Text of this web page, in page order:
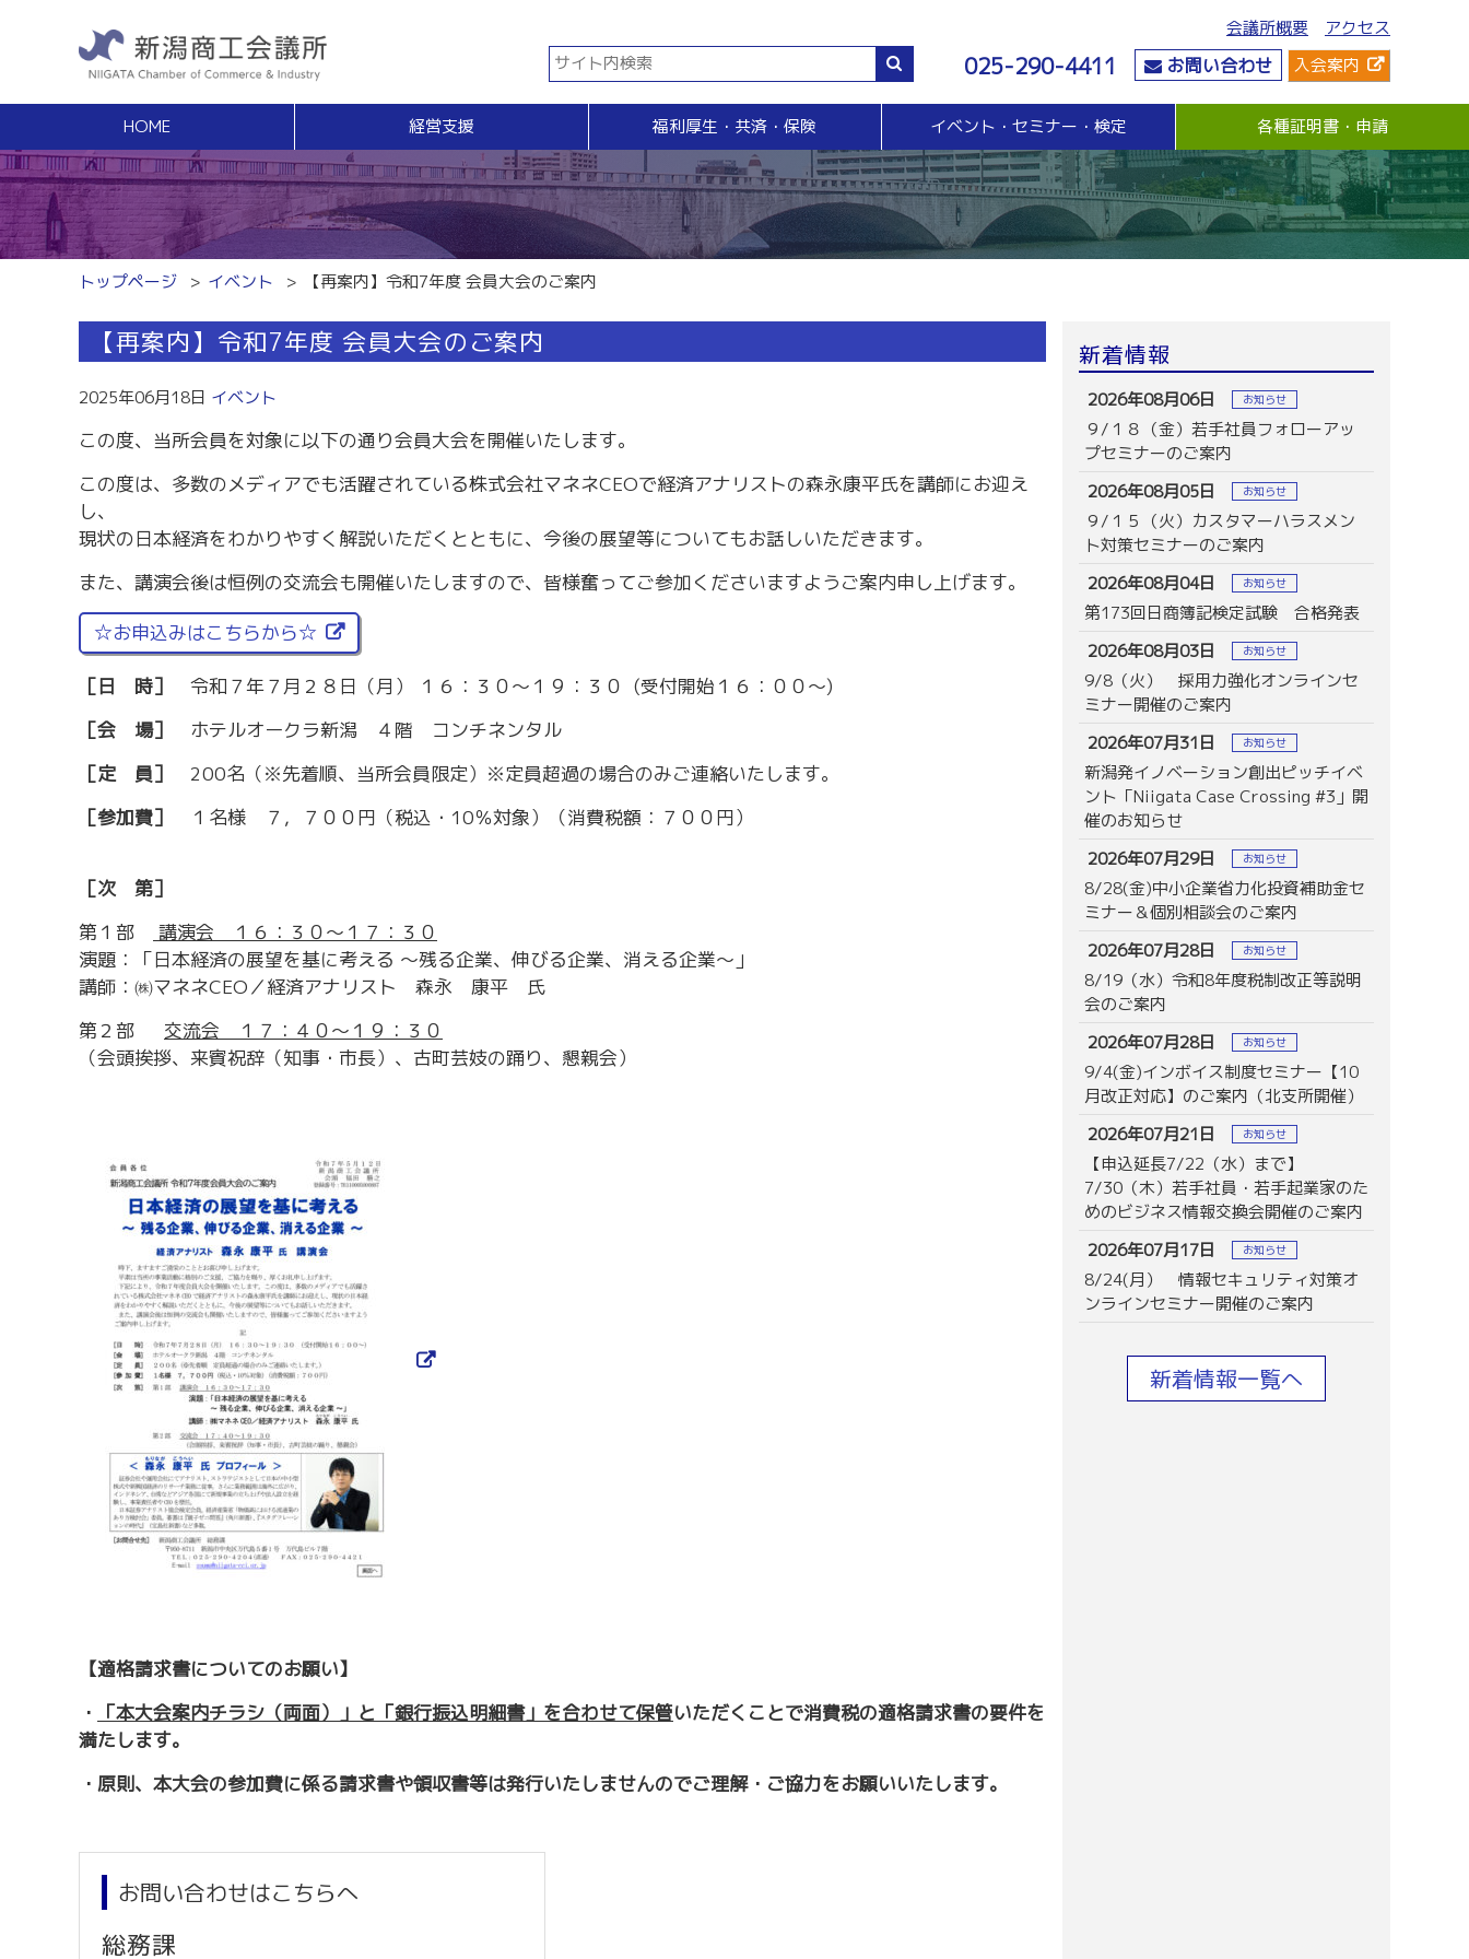
会議所概要 アクセス
025-290-4411 お問い合わせ 入会案内
HOME 経営支援
経営支援
経営相談
無料窓口相談
専門家ネットワーク
経営安定特別相談室
中小企業支援サイト「ミラサポ」
新潟県建設サポートセンター
税務相談（無料相談窓口）
労務・雇用関係
労務・雇用・賃金相談（無料相談窓口）
賃金関係諸統計・説明会
事業承継・Ｍ＆Ａ
事業承継支援（無料相談窓口）
事業承継簡易診断
M＆Aの相談・斡旋
創業塾
事業計画・創業融資相談（無料窓口相談）
商工会議所ライブラリー
経営発達支援
販売拡大・人脈
販売拡大
商い情報便
電子商い情報便
商いつなぐサイト
交流会
会員交流
研究会
資金・融資
無担保・無保証人融資
各種融資制度紹介
社会情勢
要望・提言
地域活性化
福利厚生・共済・保険
福利
健康増進サポート
共済等
生命共済制度「チューリップ共済」
小規模企業共済制度
火災共済
自動車共済
国民年金基金
危機管理
危機管理支援（無料窓口相談）
与信管理支援(あんしん取引情報提供事業)
ビジネス総合保険制度
売上債権保全制度（グループ取引信用保険）
業務災害補償プラン
休業補償プラン
商工会議所会員向け保険制度
イベント・セミナー・検定
イベント・セミナー・検定
イベント・セミナー
検定
各種証明書・申請
各種証明書・申請
貿易関係証明
電子証明書発行
【受付終了】GS1事業者（JAN企業）コード
トップページ イベント 【再案内】令和7年度 会員大会のご案内
【再案内】令和7年度 会員大会のご案内
2025年06月18日 イベント
この度、当所会員を対象に以下の通り会員大会を開催いたします。
この度は、多数のメディアでも活躍されている株式会社マネネCEOで経済アナリストの森永康平氏を講師にお迎え
し、
現状の日本経済をわかりやすく解説いただくとともに、今後の展望等についてもお話しいただきます。
また、講演会後は恒例の交流会も開催いたしますので、皆様奮ってご参加くださいますようご案内申し上げます。
☆お申込みはこちらから☆
［日 時］ 令和７年７月２８日（月） １６：３０～１９：３０ (受付開始１６：００～)
［会 場］ ホテルオークラ新潟 ４階 コンチネンタル
［定 員］ 200名（※先着順、当所会員限定）※定員超過の場合のみご連絡いたします。
［参加費］
１名様 ７，７００円（税込・10％対象）（消費税額：７００円）
［次 第］
第１部
講演会 １６：３０～１７：３０
演題：「日本経済の展望を基に考える ～残る企業、伸びる企業、消える企業～」
講師：㈱マネネCEO／経済アナリスト 森永 康平 氏
第２部 交流会 １７：４０～１９：３０
（会頭挨拶、来賓祝辞（知事・市長）、古町芸妓の踊り、懇親会）
【適格請求書についてのお願い】
・
「本大会案内チラシ（両面）」と「銀行振込明細書」を合わせて保管いただくことで消費税の適格請求書の要件を
満たします。
・原則、本大会の参加費に係る請求書や領収書等は発行いたしませんのでご理解・ご協力をお願いいたします。
お問い合わせはこちらへ
総務課
新着情報
2026年08月06日 お知らせ
９/１８（金）若手社員フォローアッ
プセミナーのご案内
2026年08月05日
お知らせ
９/１５（火）カスタマーハラスメン
ト対策セミナーのご案内
2026年08月04日
お知らせ
第173回日商簿記検定試験 合格発表
2026年08月03日
お知らせ
9/8（火） 採用力強化オンラインセ
ミナー開催のご案内
2026年07月31日
お知らせ
新潟発イノベーション創出ピッチイベ
ント「Niigata Case Crossing #3」開
催のお知らせ
2026年07月29日
お知らせ
8/28(金)中小企業省力化投資補助金セ
ミナー＆個別相談会のご案内
2026年07月28日
お知らせ
8/19（水）令和8年度税制改正等説明
会のご案内
2026年07月28日
お知らせ
9/4(金)インボイス制度セミナー【10
月改正対応】のご案内（北支所開催）
2026年07月21日
お知らせ
【申込延長7/22（水）まで】
7/30（木）若手社員・若手起業家のた
めのビジネス情報交換会開催のご案内
2026年07月17日
お知らせ
8/24(月） 情報セキュリティ対策オ
ンラインセミナー開催のご案内
新着情報一覧へ